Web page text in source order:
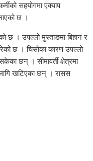
सहयोगमा एक्याप
छ ।
छ । उपल्लो मुस्ताङमा बिहान र
छ । चिसोका कारण उपल्लो
छन् । सीमावर्ती क्षेत्रमा
लागि खटिएका छन् । रासस